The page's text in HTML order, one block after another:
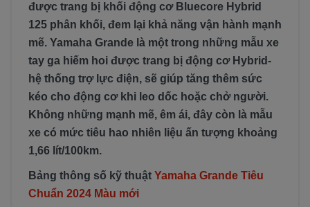
được trang bị khối động cơ Bluecore Hybrid
125 phân khối, đem lại khả năng vận hành mạnh
mẽ. Yamaha Grande là một trong những mẫu xe
tay ga hiếm hoi được trang bị động cơ Hybrid-
hệ thống trợ lực điện, sẽ giúp tăng thêm sức
kéo cho động cơ khi leo dốc hoặc chở người.
Không những mạnh mẽ, êm ái, đây còn là mẫu
xe có mức tiêu hao nhiên liệu ấn tượng khoảng
1,66 lít/100km.
Bảng thông số kỹ thuật Yamaha Grande Tiêu
Chuẩn 2024 Màu mới